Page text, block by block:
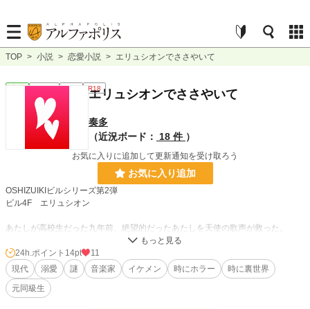
TOP > 小説 > 恋愛小説 > エリュシオンでささやいて
連載中 長編 R18
エリュシオンでささやいて
奏多
（近況ボード：
18 件 ）
お気に入りに追加して更新通知を受け取ろう
お気に入り追加
OSHIZUIKIビルシリーズ第2弾
ビル4F エリュシオン
あたしが高校生だった九年前、絶望的だったあたしを天使の歌声が救った。
天使が残したてがかりは「Elysion(エリュシオン)」。
その名前の音楽会社に就職したのは、今から四年前のこと。
そこにいたのは、九年前にあたしをフッた男だった。
24h.ポイント 14pt
11
現代
溺愛 謎 音楽家 イケメン 時にホラー
時に裏世界
元同級生